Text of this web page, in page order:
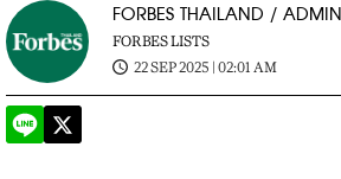
FORBES THAILAND / ADMIN
FORBES LISTS
22 SEP 2025 | 02:01 AM